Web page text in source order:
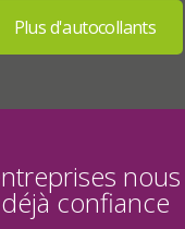
déjà confiance